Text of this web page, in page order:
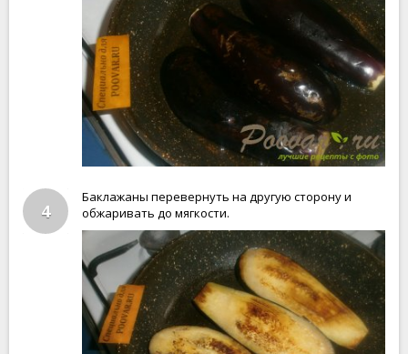
4
Баклажаны перевернуть на другую сторону и
обжаривать до мягкости.